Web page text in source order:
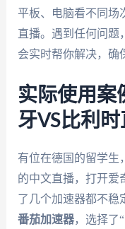
平板、电脑看不同场
直播。遇到任何问题
会实时帮你解决，确
实际使用案
牙VS比利
有位在德国的留学生
的中文直播，打开爱
了几个加速器都不稳
番茄加速器，选择了